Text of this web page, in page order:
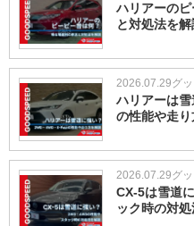
ハリアーの
と対処法を解
2026.07.29グ
ハリアーは
の性能や走
2026.07.29グ
CX-5は雪道
ック時の対